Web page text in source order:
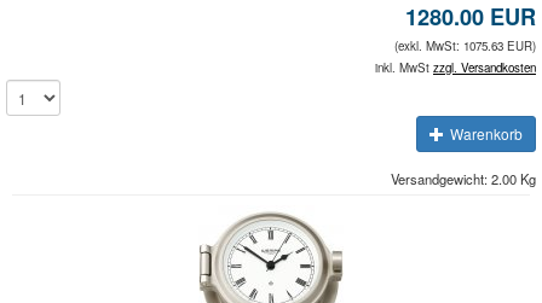
1280.00 EUR
(exkl. MwSt: 1075.63 EUR)
inkl. MwSt zzgl. Versandkosten
Warenkorb
Versandgewicht: 2.00 Kg